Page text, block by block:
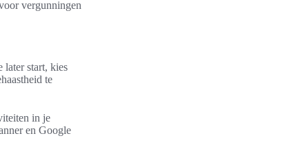
vergunningen
later start, kies
te
in je
en Google